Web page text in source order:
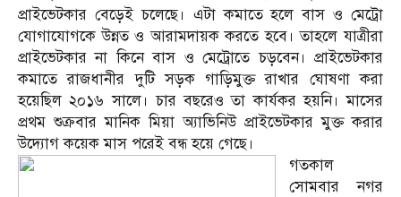
প্রাইভেটকার বেড়েই চলেছে। এটা কমাতে হলে বাস ও মেট্রো
যোগাযোগকে উন্নত ও আরামদায়ক করতে হবে। তাহলে যাত্রীরা
প্রাইভেটকার না কিনে বাস ও মেট্রোতে চড়বেন। প্রাইভেটকার
কমাতে রাজধানীর দুটি সড়ক গাড়িমুক্ত রাখার ঘোষণা করা
হয়েছিল ২০১৬ সালে। চার বছরেও তা কার্যকর হয়নি। মাসের
প্রথম শুক্রবার মানিক মিয়া অ্যাভিনিউ প্রাইভেটকার মুক্ত করার
উদ্যোগ কয়েক মাস পরেই বন্ধ হয়ে গেছে।
গতকাল
সোমবার নগর